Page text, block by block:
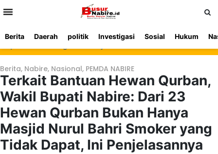
Layanan
Kami
Berita Daerah politik Investigasi Sosial Hukum
Berita, Nabire, Nasional, PEMDA NABIRE
Terkait Bantuan Hewan Qurban,
Wakil Bupati Nabire: Dari 23
Hewan Qurban Bukan Hanya
Masjid Nurul Bahri Smoker yang
Tidak Dapat, Ini Penjelasannya